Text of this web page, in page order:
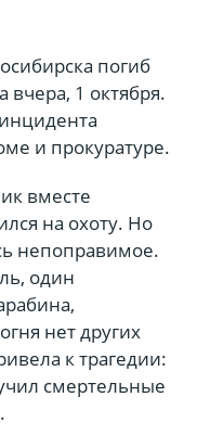
погиб
вчера, 1 октября.
и прокуратуре.
вместе
на охоту. Но
непоправимое.
один
нет других
к трагедии:
смертельные